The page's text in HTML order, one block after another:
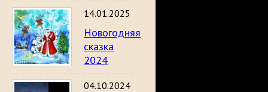
14.01.2025
Новогодняя
сказка
2024
04.10.2024